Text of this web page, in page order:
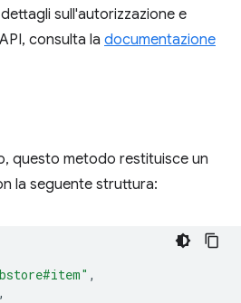
sull'autorizzazione e
consulta la documentazione
questo metodo restituisce un
la seguente struttura:
,
,